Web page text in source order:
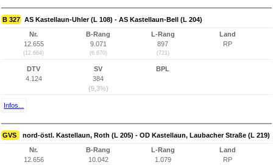
B 327 AS Kastellaun-Uhler (L 108) - AS Kastellaun-Bell (L 204)
Nr.
12.655
(12.664)
B-Rang
9.071
(6.670)
L-Rang
897
(721)
Land
RP
DTV
4.124
SV
384
(9,3%)
BPL
Infos...
GVS nord-östl. Kastellaun, Roth (L 205) - OD Kastellaun, Laubacher Straße (L 219)
Nr.
12.656
B-Rang
10.042
L-Rang
1.079
Land
RP